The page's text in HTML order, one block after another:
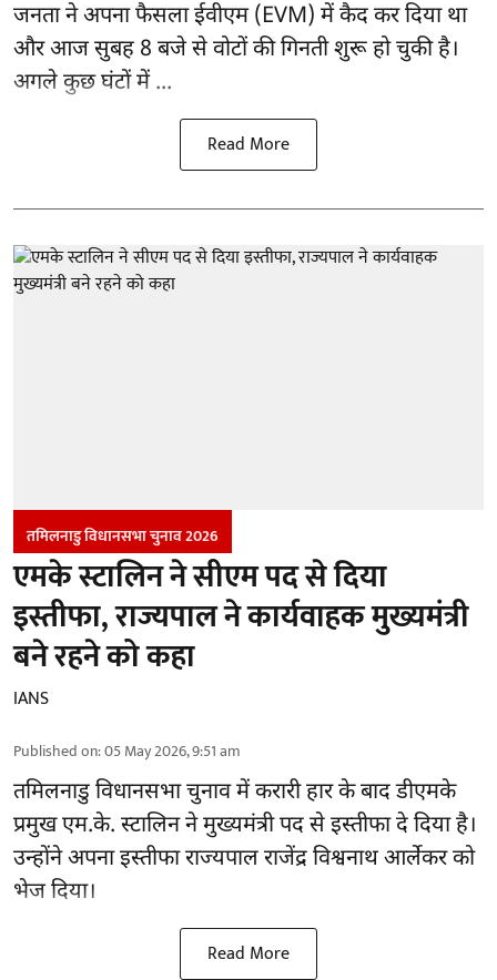
जनता ने अपना फैसला ईवीएम (EVM) में कैद कर दिया था
और आज सुबह 8 बजे से वोटों की गिनती शुरू हो चुकी है।
अगले कुछ घंटों में ...
Read More
तमिलनाडु विधानसभा चुनाव 2026
एमके स्टालिन ने सीएम पद से दिया
इस्तीफा, राज्यपाल ने कार्यवाहक मुख्यमंत्री
बने रहने को कहा
IANS
Published on:05 May 2026, 9:51 am
तमिलनाडु विधानसभा चुनाव में करारी हार के बाद डीएमके
प्रमुख एम.के. स्टालिन ने मुख्यमंत्री पद से इस्तीफा दे दिया है।
उन्होंने अपना इस्तीफा राज्यपाल राजेंद्र विश्वनाथ आर्लेकर को
भेज दिया।
Read More